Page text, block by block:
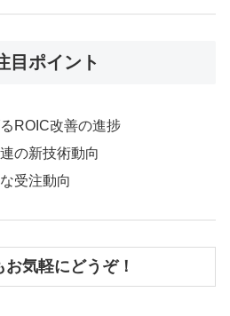
目ポイント
ROIC改善の進捗
の新技術動向
受注動向
気軽にどうぞ！